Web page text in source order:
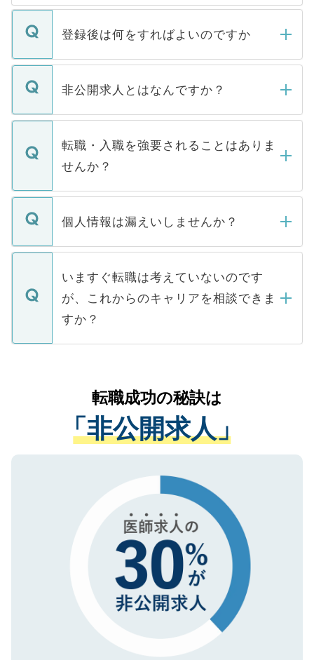
登録後は何をすればよいのですか
ご登録いただきましたら、弊社担当者がご
登録内容を確認し、その後メールもしくは
ます。通常、5営業日以内にはご連絡をせて
いただきますので、しばらくお待ちくださ
非公開求人とはなんですか？
マイナビDOCTORで取り扱っている求人の
うち約3割は、Webサイトからご覧いただ
けない「非公開求人」です。非公開求人は
下記の理由によって、一般には公開してい
ません。
■応募殺到を避けるため 人気のある医療機
関を公にしてしまうと、応募が殺到する場
に、医療機関が求める条件に合った人材の
みを人材紹介会社に依頼するケースが増え
ています。
転職・入職を強要されることはありま
せんか？
転職・入職を強要することは一切ありませ
ん。また、仮に応募先から内定をいただい
定を承諾する必要はありません。内定先へ
の辞退の連絡はキャリアパートナーが行い
個人情報は漏えいしませんか？
個人情報が漏えいすることはありませんの
で、ご安心ください。当サイトからの登録
などで収集したご登録者様の個人情報は、
ご本人のキャリアアップおよび転職活動の
支援を目的に使用いたします。お預かりし
ているすべての個人データはご本人の許可
は、個人情報の取り扱いについての厳密な
管理基準を満たした事業者のみに付与され
る、プライバシーマークを取得済みです。
で、機密保持に関してもご安心ください。
いますぐ転職は考えていないのです
が、これからのキャリアを相談できま
すか？
かがいして、現在の医療機関の状況や紹介
経験をまじえながら、適切なアドバイスを
させていただきます。すぐにご転職をされ
ない方には、長期的なサポートが可能です
ので、まずはご登録ください。
転職成功の秘訣は
「非公開求人」